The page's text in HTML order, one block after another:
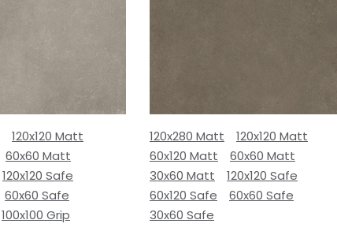
120x120 Matt
60x60 Matt
120x120 Safe
60x60 Safe
100x100 Grip
120x280 Matt
120x120 Matt
60x120 Matt
60x60 Matt
30x60 Matt
120x120 Safe
60x120 Safe
60x60 Safe
30x60 Safe